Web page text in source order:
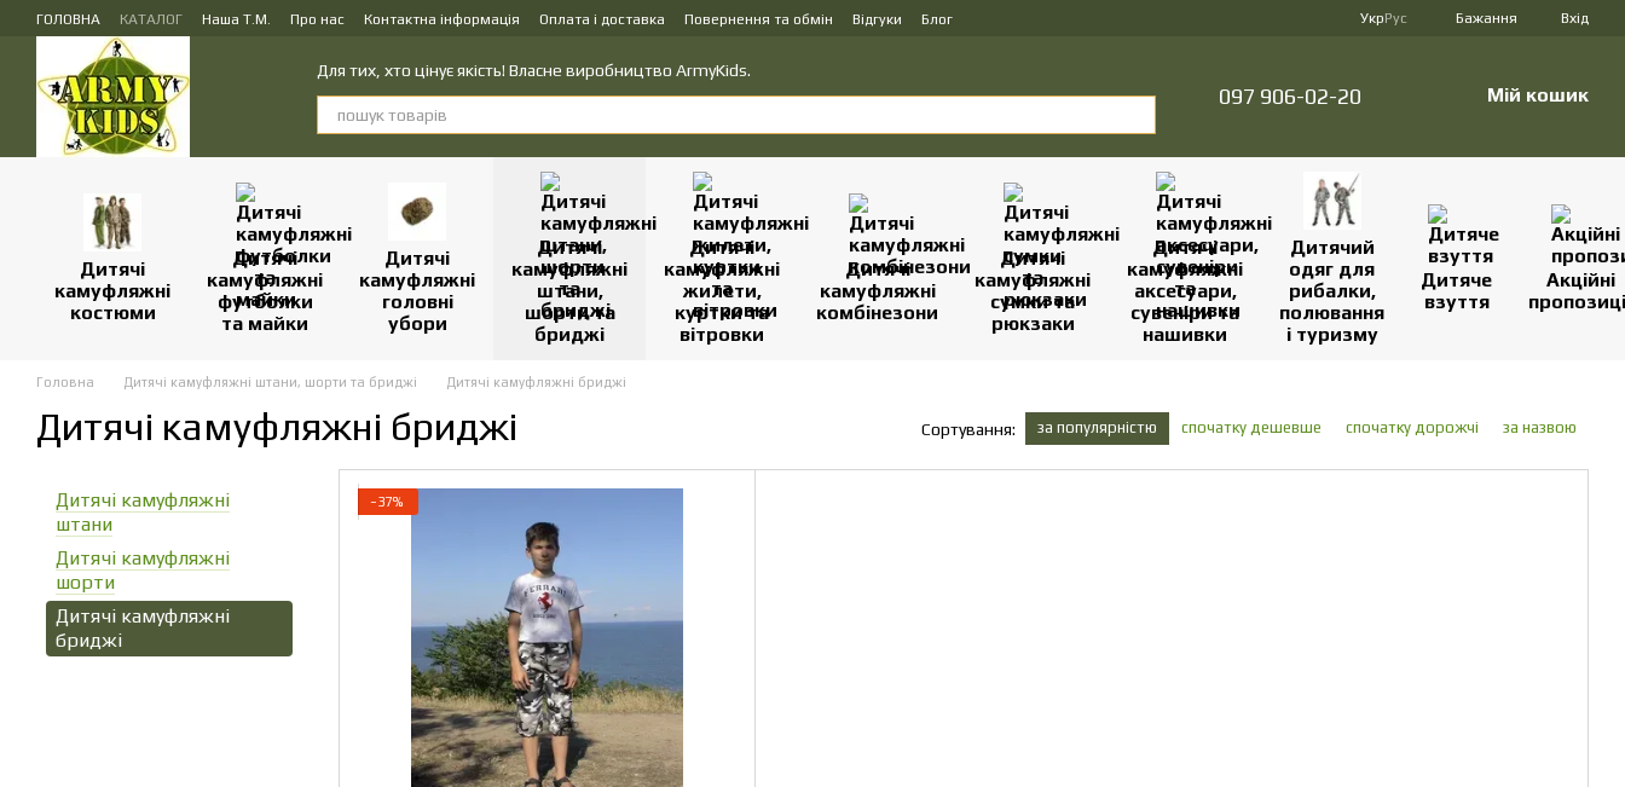
Перейти до основного контенту
ГОЛОВНА КАТАЛОГ Наша Т.М. Про нас Контактна інформація Оплата і доставка Повернення та обмін Відгуки
Блог
ПУБЛІЧНИЙ ДОГОВІР (ОФЕРТА) на замовлення, купівлю-продаж і доставку товарів
УкрРус Бажання Вхід
Для тих, хто цінує якість! Власне виробництво ArmyKids.
097 906-02-20 Мій кошик
Дитячі
камуфляжні
костюми
Дитячі
камуфляжні
футболки
та майки
Дитячі
камуфляжні
головні
убори
Дитячі
камуфляжні
штани,
шорти та
бриджі
Дитячі
камуфляжні
жилети,
куртки та
вітровки
Дитячі
камуфляжні
комбінезони
Дитячі
камуфляжні
сумки та
рюкзаки
Дитячі
камуфляжні
аксесуари,
сувеніри та
нашивки
Дитячий
одяг для
рибалки,
полювання
і туризму
Дитяче
взуття
Акційні
Головна Дитячі камуфляжні штани, шорти та бриджі Дитячі камуфляжні бриджі
Дитячі камуфляжні бриджі Сортування: за популярністю спочатку дешевше спочатку дорожчі за назвою
−37%
Дитячі камуфляжні
штани
Дитячі камуфляжні
шорти
Дитячі камуфляжні
бриджі